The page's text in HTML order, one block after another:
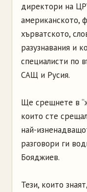
директори на
американското,
хърватското,
разузнавания и
специалисти по
САЩ и Русия.
Ще срещнете в
които сте
най-
разговори ги
Бояджиев.
Тези, които